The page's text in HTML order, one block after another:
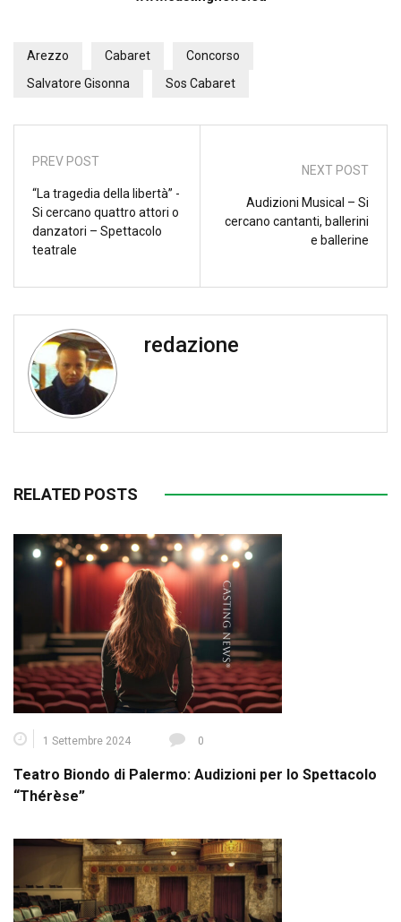
Arezzo Cabaret
Concorso
Salvatore Gisonna
Sos Cabaret
PREV POST
“La tragedia della libertà” -
Si cercano quattro attori o
danzatori – Spettacolo
teatrale
NEXT POST
Audizioni Musical – Si
cercano cantanti, ballerini
e ballerine
redazione
RELATED POSTS
1 Settembre 2024 0
Teatro Biondo di Palermo: Audizioni per lo Spettacolo
“Thérèse”